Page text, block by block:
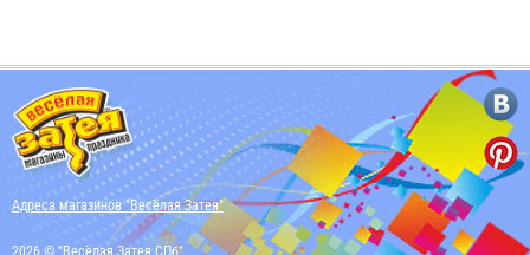
Адреса магазинов "Весёлая Затея"